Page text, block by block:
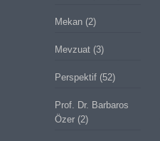
Mekan(2)
Mevzuat(3)
Perspektif(52)
Prof. Dr. Barbaros
Özer(2)